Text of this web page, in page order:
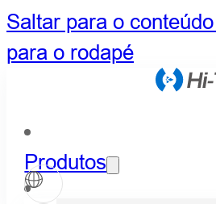
Saltar para o
para o rodapé
Produtos